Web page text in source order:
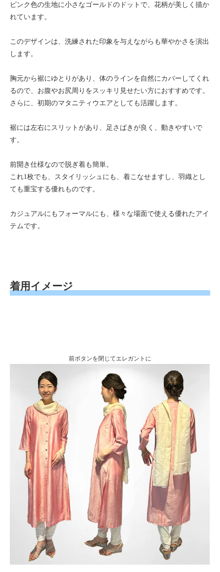
ピンク色の生地に小さなゴールドのドットで、花柄が美しく描か
れています。
このデザインは、洗練された印象を与えながらも華やかさを演出
します。
胸元から裾にゆとりがあり、体のラインを自然にカバーしてくれ
るので、お腹やお尻周りをスッキリ見せたい方におすすめです。
さらに、初期のマタニティウエアとしても活躍します。
裾には左右にスリットがあり、足さばきが良く、動きやすいで
す。
前開き仕様なので脱ぎ着も簡単。
これ1枚でも、スタイリッシュにも、着こなせますし、羽織とし
ても重宝する優れものです。
カジュアルにもフォーマルにも、様々な場面で使える優れたアイ
テムです。
着用イメージ
前ボタンを閉じてエレガントに